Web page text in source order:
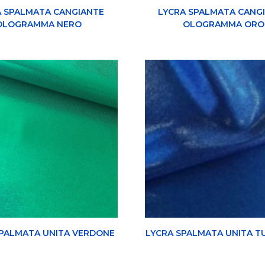
SPALMATA CANGIANTE
NERO
LYCRA SPALMATA
OLOGRAMMA ORO
UNITA VERDONE LYCRA SPALMATA UNITA